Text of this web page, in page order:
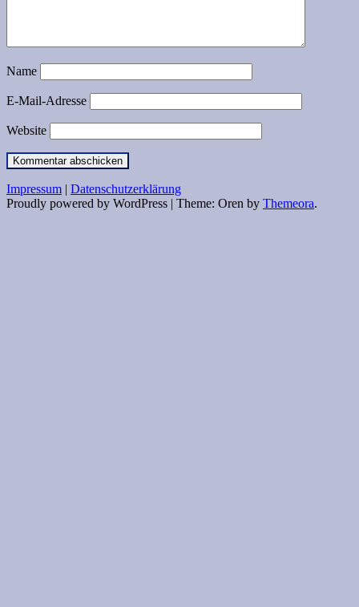
Name
E-Mail-Adresse
Website
Impressum | Datenschutzerklärung
Proudly powered by WordPress | Theme: Oren by Themeora.